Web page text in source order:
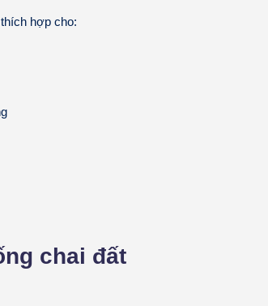
hợp cho:
chai đất